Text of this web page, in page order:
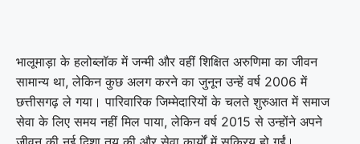
भालूमाड़ा के हलोब्लॉक में जन्मी और वहीं शिक्षित अरुणिमा का जीवन
सामान्य था, लेकिन कुछ अलग करने का जुनून उन्हें वर्ष 2006 में
छत्तीसगढ़ ले गया। पारिवारिक जिम्मेदारियों के चलते शुरुआत में समाज
सेवा के लिए समय नहीं मिल पाया, लेकिन वर्ष 2015 से उन्होंने अपने